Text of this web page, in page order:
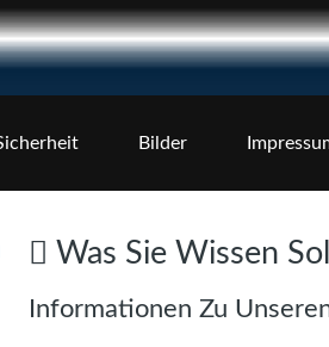
Bilder
Was Sie Wissen
Informationen Zu